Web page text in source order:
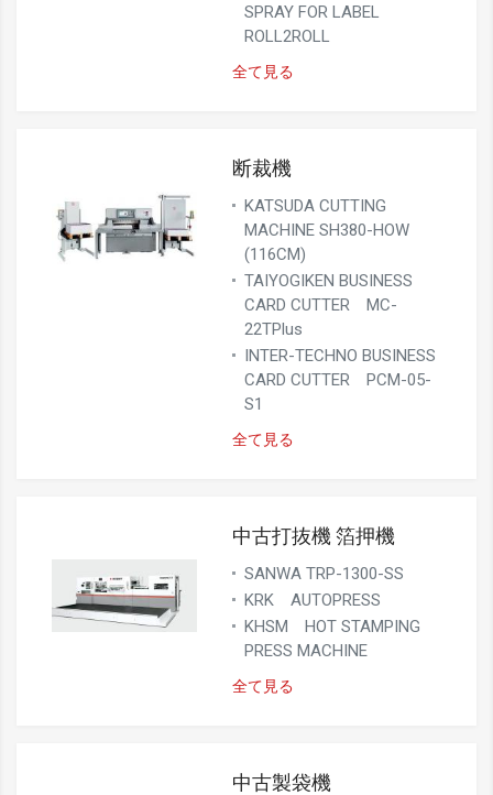
SPRAY FOR LABEL
ROLL2ROLL
全て見る
断裁機
KATSUDA CUTTING
MACHINE SH380-HOW
(116CM)
TAIYOGIKEN BUSINESS
CARD CUTTER MC-
22TPlus
INTER-TECHNO BUSINESS
CARD CUTTER PCM-05-
S1
全て見る
中古打抜機 箔押機
SANWA TRP-1300-SS
KRK AUTOPRESS
KHSM HOT STAMPING
PRESS MACHINE
全て見る
中古製袋機